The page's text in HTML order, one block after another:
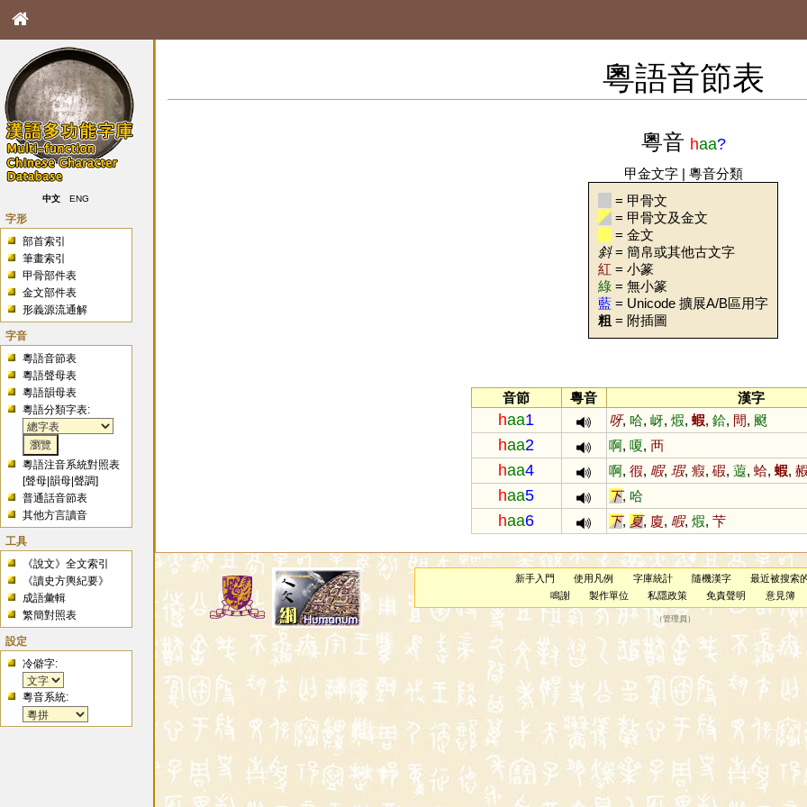
中文 ENG
字形
部首索引
筆畫索引
甲骨部件表
金文部件表
形義源流通解
字音
粵語音節表
粵語聲母表
粵語韻母表
粵語分類字表:
粵語注音系統對照表
[聲母 |韻母 |聲調]
普通話音節表
其他方言讀音
工具
《說文》全文索引
《讀史方輿紀要》
成語彙輯
繁簡對照表
設定
冷僻字:
粵音系統:
粵語音節表
粵音 haa?
甲金文字| 粵音分類
= 甲骨文
= 甲骨文及金文
= 金文
斜= 簡帛或其他古文字
紅 = 小篆
綠 = 無小篆
藍 = Unicode 擴展A/B區用字
粗 = 附插圖
音節 粵音 漢字
haa1 呀,哈,岈,煆,蝦,鉿, 閜, 颬
haa2 啊,嗄, 襾
haa4 啊,徦, 暇,瑕,瘕,碬,蕸,蛤,蝦,
haa5 下,哈
haa6 下, 夏, 廈, 暇,煆,芐
新手入門 使用凡例 字庫統計 隨機漢字
最近被搜索
鳴謝
製作單位 私隱政策 免責聲明 意見簿
（管理員 ）